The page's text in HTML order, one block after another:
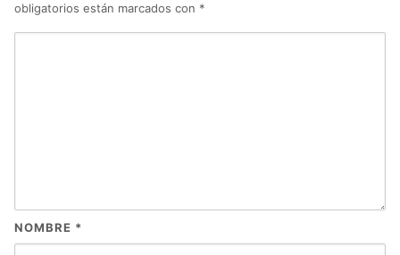
obligatorios están marcados con *
NOMBRE *